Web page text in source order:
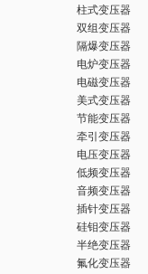
柱式变压器
双组变压器
隔爆变压器
电炉变压器
电磁变压器
美式变压器
节能变压器
牵引变压器
电压变压器
低频变压器
音频变压器
插针变压器
硅钼变压器
半绝变压器
氟化变压器